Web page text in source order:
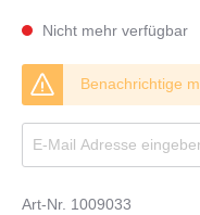
Nicht mehr verfügbar
Benachrichtige
Art-Nr. 1009033